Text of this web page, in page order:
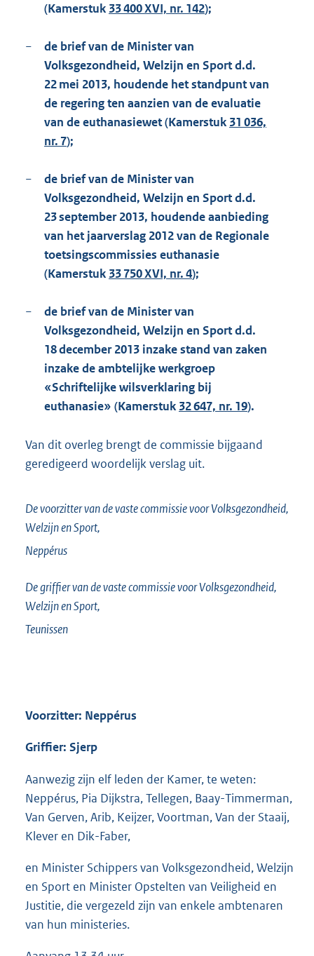
(Kamerstuk 33 400 XVI, nr. 142);
−
de brief van de Minister van
Volksgezondheid, Welzijn en Sport d.d.
22 mei 2013, houdende het standpunt van
de regering ten aanzien van de evaluatie
van de euthanasiewet (Kamerstuk 31 036,
nr. 7);
−
de brief van de Minister van
Volksgezondheid, Welzijn en Sport d.d.
23 september 2013, houdende aanbieding
van het jaarverslag 2012 van de Regionale
toetsingscommissies euthanasie
(Kamerstuk 33 750 XVI, nr. 4);
−
de brief van de Minister van
Volksgezondheid, Welzijn en Sport d.d.
18 december 2013 inzake stand van zaken
inzake de ambtelijke werkgroep
«Schriftelijke wilsverklaring bij
euthanasie» (Kamerstuk 32 647, nr. 19).
Van dit overleg brengt de commissie bijgaand
geredigeerd woordelijk verslag uit.
De voorzitter van de vaste commissie voor Volksgezondheid,
Welzijn en Sport,
Neppérus
De griffier van de vaste commissie voor Volksgezondheid,
Welzijn en Sport,
Teunissen
Voorzitter: Neppérus
Griffier: Sjerp
Aanwezig zijn elf leden der Kamer, te weten:
Neppérus, Pia Dijkstra, Tellegen, Baay-Timmerman,
Van Gerven, Arib, Keijzer, Voortman, Van der Staaij,
Klever en Dik-Faber,
en Minister Schippers van Volksgezondheid, Welzijn
en Sport en Minister Opstelten van Veiligheid en
Justitie, die vergezeld zijn van enkele ambtenaren
van hun ministeries.